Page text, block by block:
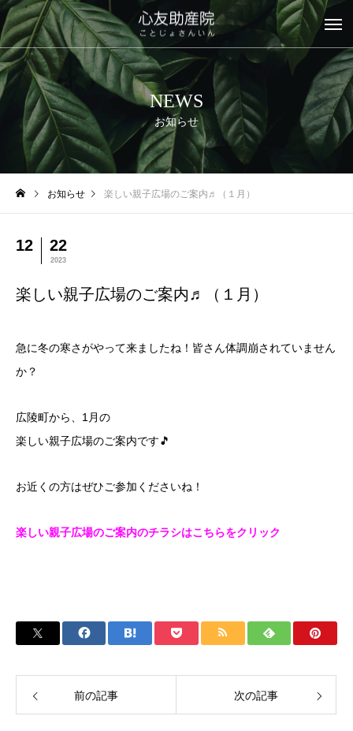
NEWS
お知らせ
お知らせ 楽しい親子広場のご案内♬（１月）
12 22
2023
楽しい親子広場のご案内♬（１月）
急に冬の寒さがやって来ましたね！皆さん体調崩されていません
か？
広陵町から、1月の
楽しい親子広場のご案内です🎵
お近くの方はぜひご参加くださいね！
楽しい親子広場のご案内のチラシはこちらをクリック
前の記事 次の記事